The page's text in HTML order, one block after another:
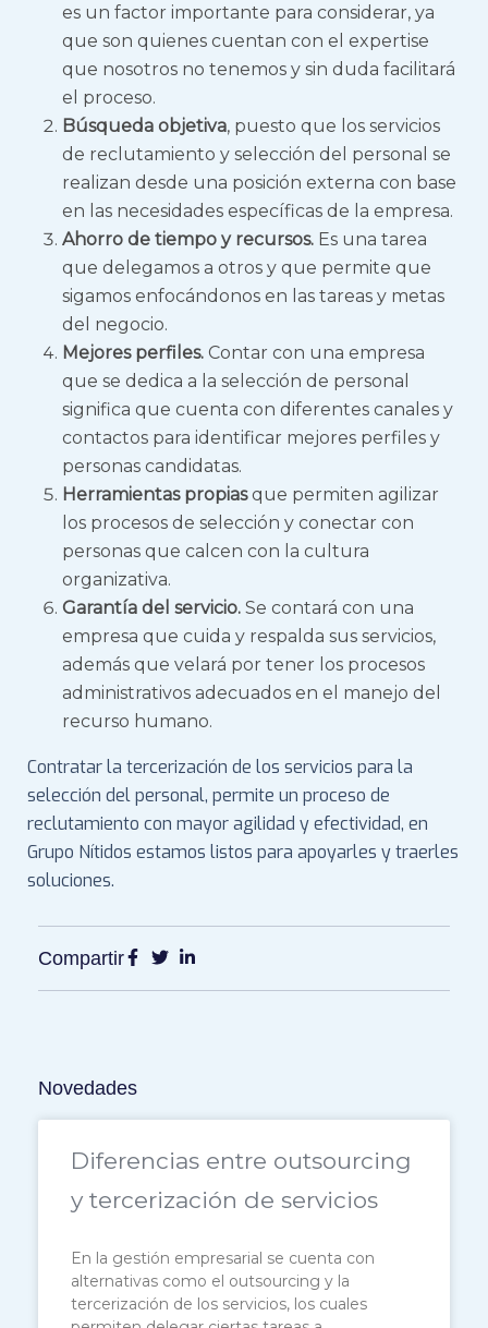
es un factor importante para considerar, ya
que son quienes cuentan con el expertise
que nosotros no tenemos y sin duda facilitará
el proceso.
Búsqueda objetiva, puesto que los servicios
de reclutamiento y selección del personal se
realizan desde una posición externa con base
en las necesidades específicas de la empresa.
Ahorro de tiempo y recursos. Es una tarea
que delegamos a otros y que permite que
sigamos enfocándonos en las tareas y metas
del negocio.
Mejores perfiles. Contar con una empresa
que se dedica a la selección de personal
significa que cuenta con diferentes canales y
contactos para identificar mejores perfiles y
personas candidatas.
Herramientas propiasque permiten agilizar
los procesos de selección y conectar con
personas que calcen con la cultura
organizativa.
Garantía del servicio. Se contará con una
empresa que cuida y respalda sus servicios,
además que velará por tener los procesos
administrativos adecuados en el manejo del
recurso humano.
Contratar la tercerización de los servicios para la
selección del personal, permite un proceso de
reclutamiento con mayor agilidad y efectividad, en
Grupo Nítidos estamos listos para apoyarles y traerles
soluciones.
Compartir
Novedades
Diferencias entre outsourcing
y tercerización de servicios
En la gestión empresarial se cuenta con
alternativas como el outsourcing y la
tercerización de los servicios, los cuales